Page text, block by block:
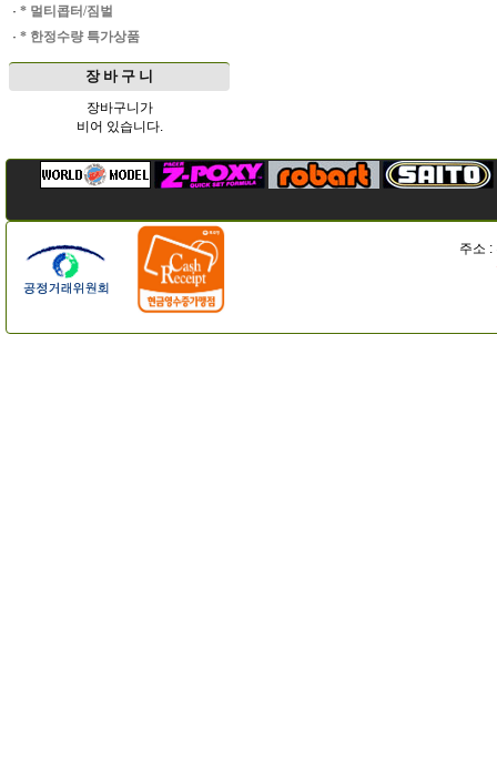
· * 멀티콥터/짐벌
· * 한정수량 특가상품
장 바 구 니
장바구니가
비어 있습니다.
주소